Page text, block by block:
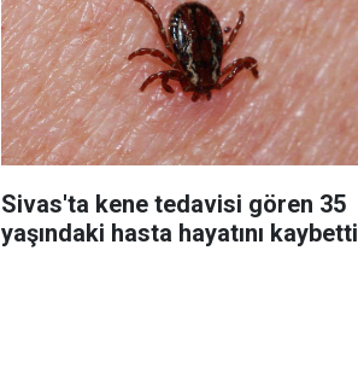
Sivas'ta kene tedavisi gören 35
yaşındaki hasta hayatını kaybetti